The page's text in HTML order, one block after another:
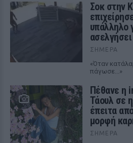
Σοκ στην
υπάλληλο
ΣΉΜΕΡΑ
«Όταν
πάγωσε...»
Πέθανε η
Τάουλ σε
έπειτα
μορφή
ΣΉΜΕΡΑ